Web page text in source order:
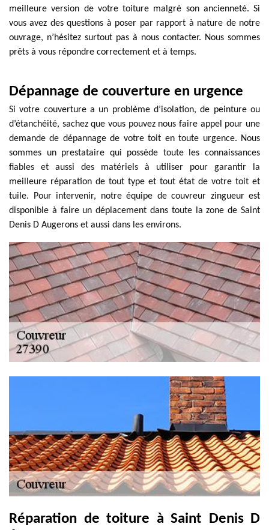
meilleure version de votre toiture malgré son ancienneté. Si
vous avez des questions à poser par rapport à nature de notre
ouvrage, n’hésitez surtout pas à nous contacter. Nous sommes
prêts à vous répondre correctement et à temps.
Dépannage de couverture en urgence
Si votre couverture a un problème d’isolation, de peinture ou
d’étanchéité, sachez que vous pouvez nous faire appel pour une
demande de dépannage de votre toit en toute urgence. Nous
sommes un prestataire qui possède toute les connaissances
fiables et aussi des matériels à utiliser pour garantir la
meilleure réparation de tout type et tout état de votre toit et
tuile. Pour intervenir, notre équipe de couvreur zingueur est
disponible à faire un déplacement dans toute la zone de Saint
Denis D Augerons et aussi dans les environs.
Réparation de toiture à Saint Denis D